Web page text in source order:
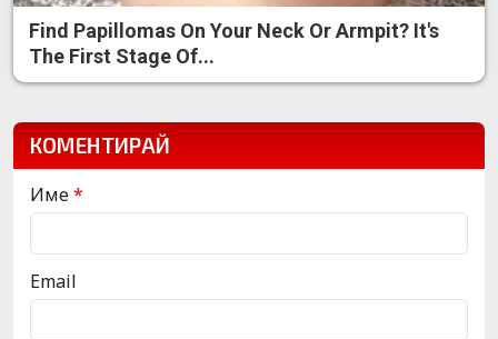
Find Papillomas On Your Neck Or Armpit? It's
The First Stage Of...
КОМЕНТИРАЙ
Име*
Email